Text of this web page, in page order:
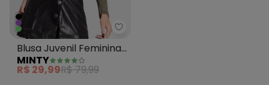
Minty - Blusa Juvenil Feminina
Blusa Juvenil Feminina
em Ribana Canelada
Verde
MINTY
R$ 29,99R$ 79,99